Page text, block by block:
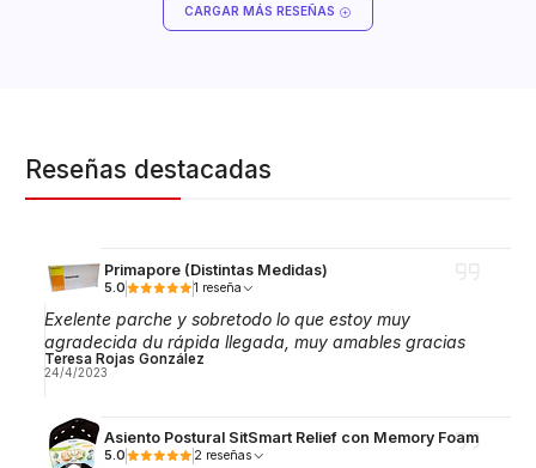
CARGAR MÁS RESEÑAS
Reseñas destacadas
Primapore (Distintas Medidas)
5.0 1 reseña
Exelente parche y sobretodo lo que estoy muy
agradecida du rápida llegada, muy amables gracias
Teresa Rojas González
24/4/2023
Asiento Postural SitSmart Relief con Memory Foam
5.0 2 reseñas